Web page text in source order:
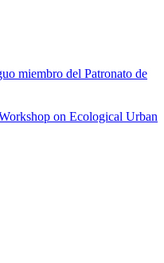
miembro del Patronato de
on Ecological Urban